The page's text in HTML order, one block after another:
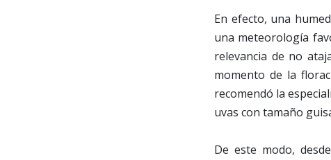
En efecto, una
una meteorología
relevancia de no
momento de la
recomendó la
uvas con tamaño
De este modo,